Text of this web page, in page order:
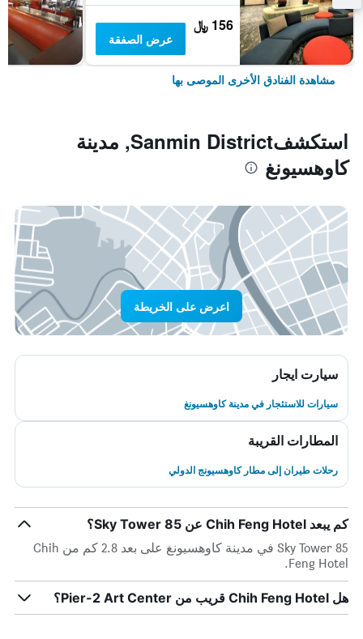
156 ﷼
عرض الصفقة
مشاهدة الفنادق الأخرى الموصى بها
استكشفSanmin District, مدينة
كاوهسيونغ
اعرض على الخريطة
سيارت ايجار
سيارات للاستئجار في مدينة كاوهسيونغ
المطارات القريبة
رحلات طيران إلى مطار كاوهسيونج الدولي
كم يبعد Chih Feng Hotel عن 85 Sky Tower؟
85 Sky Tower في مدينة كاوهسيونغ على بعد 2.8 كم من Chih
Feng Hotel.
هل Chih Feng Hotel قريب من Pier-2 Art Center؟